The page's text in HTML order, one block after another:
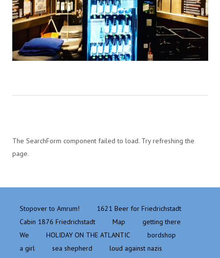
The SearchForm component failed to load. Try refreshing the
page.
Stopover to Amrum!
1621 Beer for Friedrichstadt
Cabin 1876 Friedrichstadt
Map
getting there
We
HOLIDAY ON THE ATLANTIC
bordshop
a girl
sea shepherd
loud against nazis